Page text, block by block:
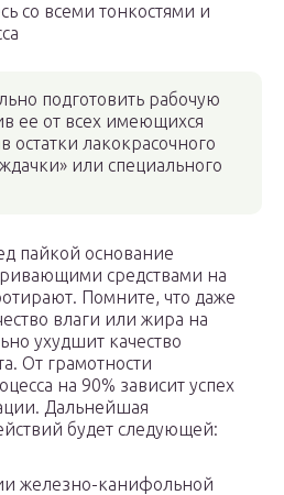
со всеми тонкостями и
подготовить рабочую
ее от всех имеющихся
остатки лакокрасочного
или специального
пайкой основание
средствами на
Помните, что даже
влаги или жира на
ухудшит качество
От грамотности
на 90% зависит успех
Дальнейшая
будет следующей:
железно-канифольной